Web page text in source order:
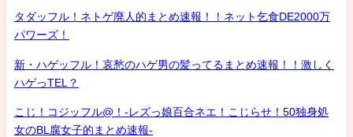
タダッフル！ネトゲ廃人的まとめ速報！！ネット乞食DE2000万
パワーズ！
新・ハゲッフル！哀愁のハゲ男の髪ってるまとめ速報！！激しく
ハゲっTEL？
こじ！コジッフル@！-レズっ娘百合ネエ！こじらせ！50独身処
女のBL腐女子的まとめ速報-